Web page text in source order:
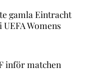
gamla Eintracht
Womens
inför matchen